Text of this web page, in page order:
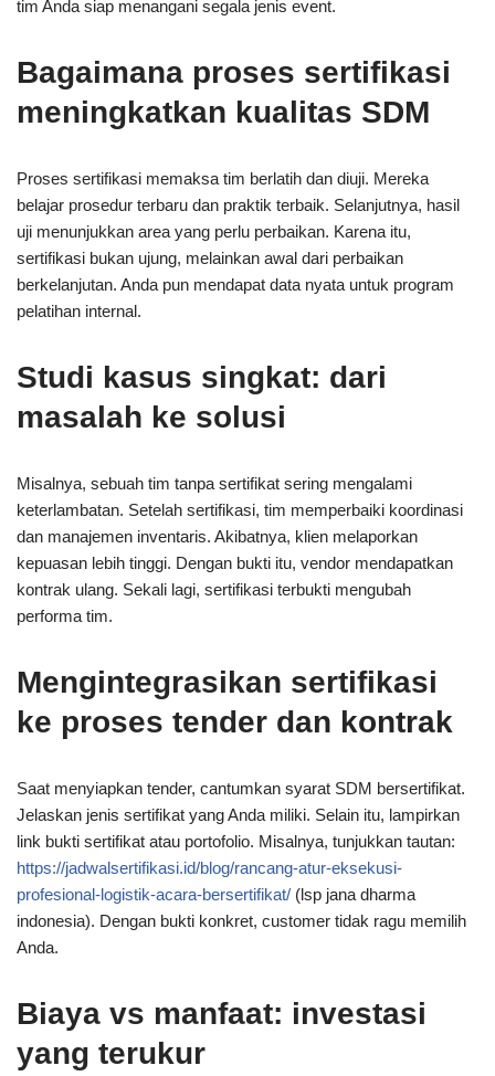
tim Anda siap menangani segala jenis event.
Bagaimana proses sertifikasi
meningkatkan kualitas SDM
Proses sertifikasi memaksa tim berlatih dan diuji. Mereka
belajar prosedur terbaru dan praktik terbaik. Selanjutnya, hasil
uji menunjukkan area yang perlu perbaikan. Karena itu,
sertifikasi bukan ujung, melainkan awal dari perbaikan
berkelanjutan. Anda pun mendapat data nyata untuk program
pelatihan internal.
Studi kasus singkat: dari
masalah ke solusi
Misalnya, sebuah tim tanpa sertifikat sering mengalami
keterlambatan. Setelah sertifikasi, tim memperbaiki koordinasi
dan manajemen inventaris. Akibatnya, klien melaporkan
kepuasan lebih tinggi. Dengan bukti itu, vendor mendapatkan
kontrak ulang. Sekali lagi, sertifikasi terbukti mengubah
performa tim.
Mengintegrasikan sertifikasi
ke proses tender dan kontrak
Saat menyiapkan tender, cantumkan syarat SDM bersertifikat.
Jelaskan jenis sertifikat yang Anda miliki. Selain itu, lampirkan
link bukti sertifikat atau portofolio. Misalnya, tunjukkan tautan:
https://jadwalsertifikasi.id/blog/rancang-atur-eksekusi-
profesional-logistik-acara-bersertifikat/ (lsp jana dharma
indonesia). Dengan bukti konkret, customer tidak ragu memilih
Anda.
Biaya vs manfaat: investasi
yang terukur